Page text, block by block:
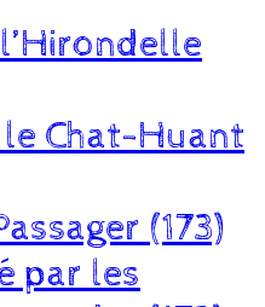
l’Hirondelle
Chat-Huant
(173)
par les